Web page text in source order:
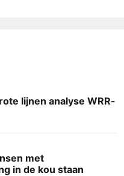
lijnen analyse WRR-
met
in de kou staan